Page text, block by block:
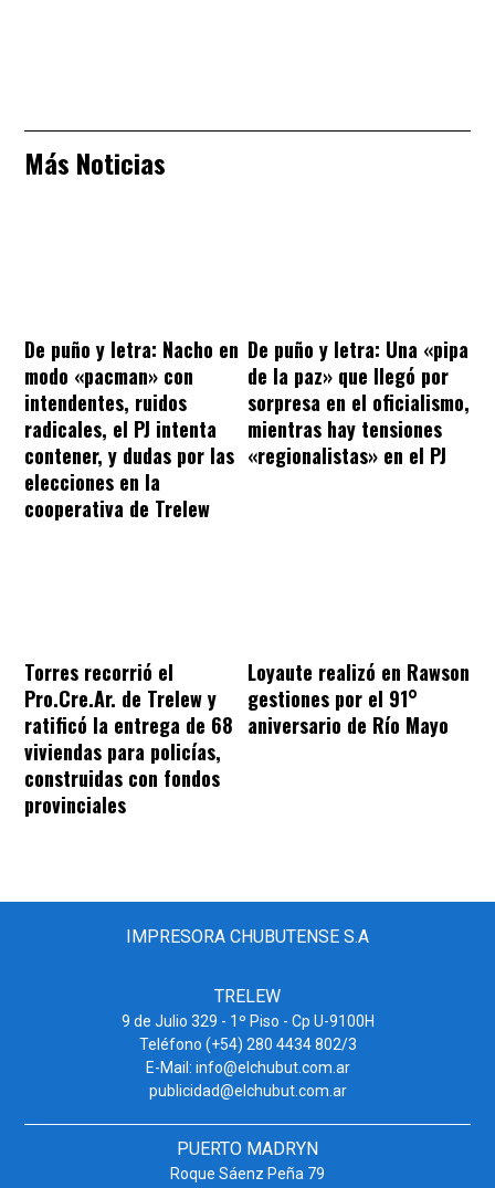
Más Noticias
De puño y letra: Nacho en
modo «pacman» con
intendentes, ruidos
radicales, el PJ intenta
contener, y dudas por las
elecciones en la
cooperativa de Trelew
De puño y letra: Una «pipa
de la paz» que llegó por
sorpresa en el oficialismo,
mientras hay tensiones
«regionalistas» en el PJ
Torres recorrió el
Pro.Cre.Ar. de Trelew y
ratificó la entrega de 68
viviendas para policías,
construidas con fondos
provinciales
Loyaute realizó en Rawson
gestiones por el 91°
aniversario de Río Mayo
IMPRESORA CHUBUTENSE S.A
TRELEW
9 de Julio 329 - 1º Piso - Cp U-9100H
Teléfono (+54) 280 4434 802/3
E-Mail: info@elchubut.com.ar
publicidad@elchubut.com.ar
PUERTO MADRYN
Roque Sáenz Peña 79